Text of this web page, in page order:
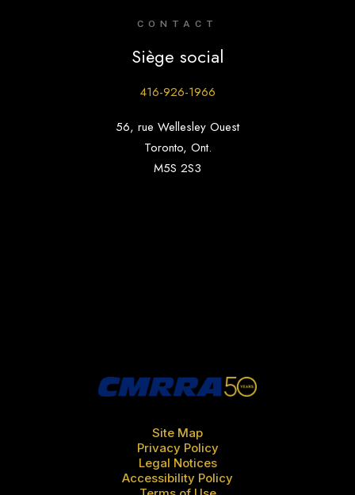
CONTACT
Siège social
416-926-1966
56, rue Wellesley Ouest
Toronto, Ont.
M5S 2S3
Site Map
Privacy Policy
Legal Notices
Accessibility Policy